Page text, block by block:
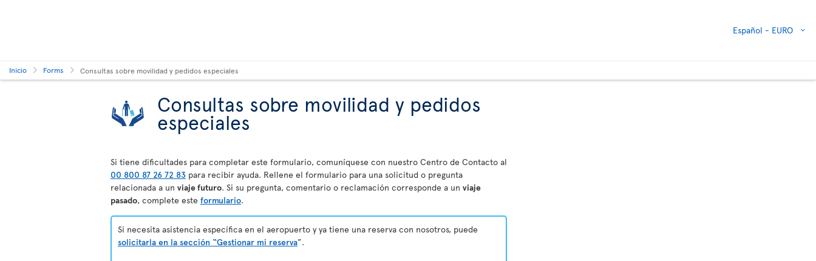
Español - EURO
Inicio Forms Consultas sobre movilidad y pedidos especiales
Consultas sobre movilidad y pedidos
especiales
Si tiene dificultades para completar este formulario, comuníquese con nuestro Centro de Contacto al
00 800 87 26 72 83 para recibir ayuda. Rellene el formulario para una solicitud o pregunta
relacionada a un viaje futuro. Si su pregunta, comentario o reclamación corresponde a un viaje
pasado, complete este formulario.
Si necesita asistencia específica en el aeropuerto y ya tiene una reserva con nosotros, puede
solicitarla en la sección “Gestionar mi reserva”.